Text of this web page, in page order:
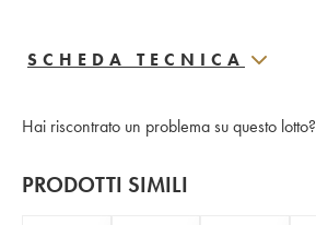
SCHEDA TECNICA
Hai riscontrato un problema su questo lotto?
PRODOTTI SIMILI